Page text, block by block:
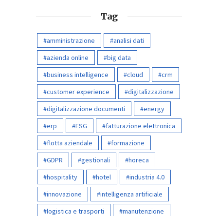
Tag
amministrazione
analisi dati
azienda online
big data
business intelligence
cloud
crm
customer experience
digitalizzazione
digitalizzazione documenti
energy
erp
ESG
fatturazione elettronica
flotta aziendale
formazione
GDPR
gestionali
horeca
hospitality
hotel
industria 4.0
innovazione
intelligenza artificiale
logistica e trasporti
manutenzione